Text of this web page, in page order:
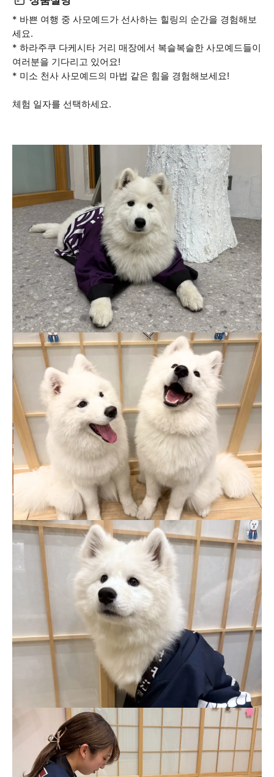
* 바쁜 여행 중 사모예드가 선사하는 힐링의 순간을 경험해보
세요.
* 하라주쿠 다케시타 거리 매장에서 복슬복슬한 사모예드들이
여러분을 기다리고 있어요!
* 미소 천사 사모예드의 마법 같은 힘을 경험해보세요!
체험 일자를 선택하세요.